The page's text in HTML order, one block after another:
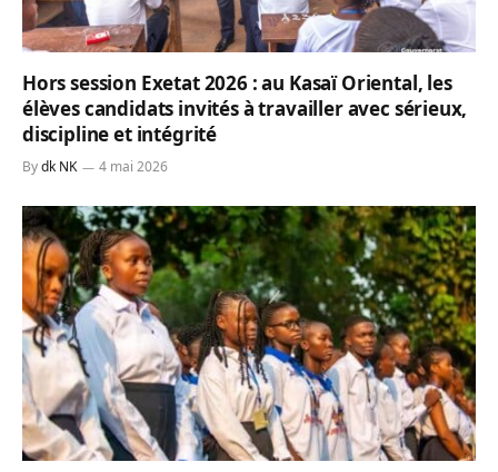
Hors session Exetat 2026 : au Kasaï Oriental, les
élèves candidats invités à travailler avec sérieux,
discipline et intégrité
Bydk NK 4 mai 2026